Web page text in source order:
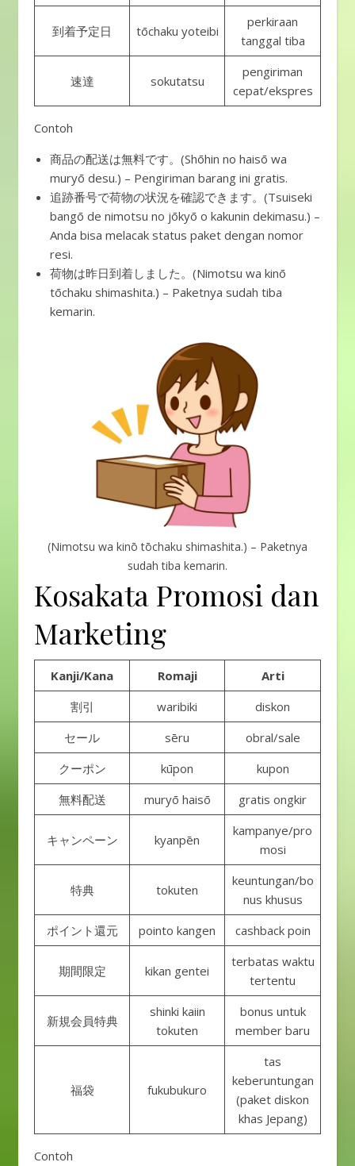
到着予定日 tōchaku yoteibi
perkiraan
tanggal tiba
速達 sokutatsu
pengiriman
cepat/ekspres
Contoh
商品の配送は無料です。(Shōhin no haisō wa
muryō desu.) – Pengiriman barang ini gratis.
追跡番号で荷物の状況を確認できます。(Tsuiseki
bangō de nimotsu no jōkyō o kakunin dekimasu.) –
Anda bisa melacak status paket dengan nomor
resi.
荷物は昨日到着しました。(Nimotsu wa kinō
tōchaku shimashita.) – Paketnya sudah tiba
kemarin.
(Nimotsu wa kinō tōchaku shimashita.) – Paketnya
sudah tiba kemarin.
Kosakata Promosi dan
Marketing
Kanji/Kana Romaji
Arti
割引
waribiki
diskon
セール
sēru
obral/sale
クーポン
kūpon
kupon
無料配送
muryō haisō gratis ongkir
キャンペーン kyanpēn
kampanye/pro
mosi
特典 tokuten
keuntungan/bo
nus khusus
ポイント還元
pointo kangen cashback poin
期間限定 kikan gentei
terbatas waktu
tertentu
新規会員特典
shinki kaiin
tokuten
bonus untuk
member baru
福袋 fukubukuro
tas
keberuntungan
(paket diskon
khas Jepang)
Contoh